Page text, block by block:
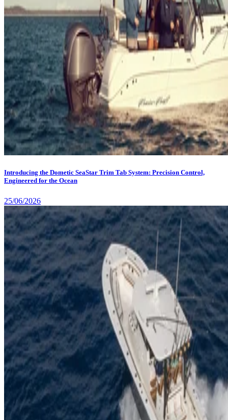
Introducing the Dometic SeaStar Trim Tab System: Precision Control,
Engineered for the Ocean
25/06/2026